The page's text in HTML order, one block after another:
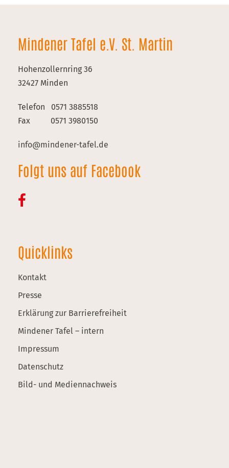
Mindener Tafel e.V. St. Martin
Hohenzollernring 36
32427 Minden
Telefon 0571 3885518
Fax 0571 3980150
info@mindener-tafel.de
Folgt uns auf Facebook
Quicklinks
Kontakt
Presse
Erklärung zur Barrierefreiheit
Mindener Tafel – intern
Impressum
Datenschutz
Bild- und Mediennachweis